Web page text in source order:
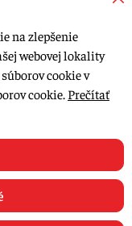
vyhradené.
na zlepšenie
webovej lokality
cookie v
cookie. Prečítať